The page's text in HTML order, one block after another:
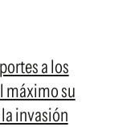
a los
máximo su
invasión